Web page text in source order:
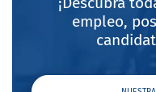
empleo,